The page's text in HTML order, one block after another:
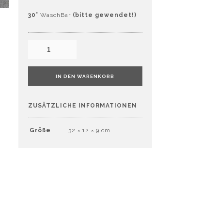
30°WaschBar (bitte gewendet!)
IN DEN WARENKORB
ZUSÄTZLICHE INFORMATIONEN
Größe 32 × 12 × 9 cm